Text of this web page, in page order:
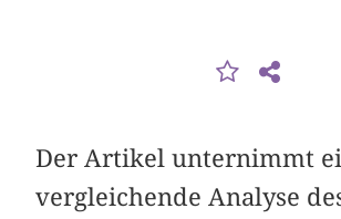
Der Artikel unternimmt
vergleichende Analyse